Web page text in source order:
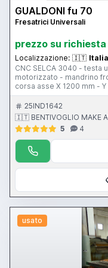
GUALDONI fu 70
Fresatrici Universali
prezzo su richiesta
Localizzazione: 🇮🇹 Italia
CNC SELCA 3040 - testa
motorizzato - mandrino
corsa asse X 1200 mm -
comando
25IND1642
🇮🇹 BENTIVOGLIO MAKE
5
4
usato